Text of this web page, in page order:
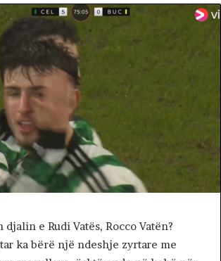
e Rudi Vatës, Rocco Vatën?
ka bërë një ndeshje zyrtare me